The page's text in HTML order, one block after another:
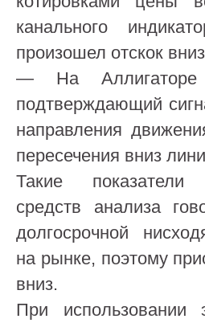
канального
произошел отскок
— На
подтверждающий
направления
пересечения вниз
Такие показатели
средств анализа
долгосрочной
на рынке, поэтому
вниз.
При использовании